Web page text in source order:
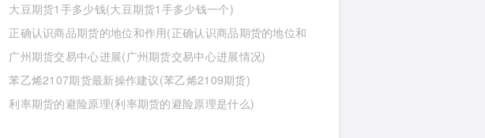
大豆期货1手多少钱(大豆期货1手多少钱一个)
正确认识商品期货的地位和作用(正确认识商品期货的地位和
作用是什么)
广州期货交易中心进展(广州期货交易中心进展情况)
苯乙烯2107期货最新操作建议(苯乙烯2109期货)
利率期货的避险原理(利率期货的避险原理是什么)